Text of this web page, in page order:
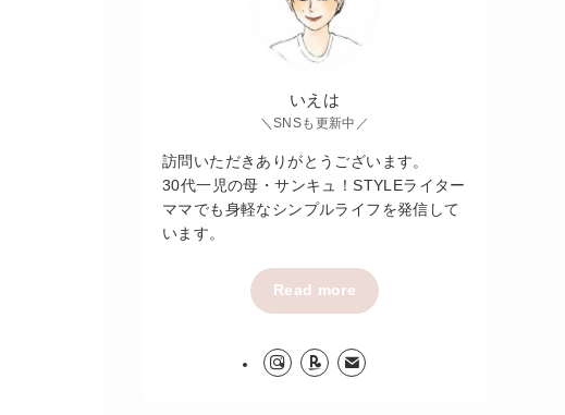
いえは
＼SNSも更新中／
訪問いただきありがとうございます。
30代一児の母・サンキュ！STYLEライター
ママでも身軽なシンプルライフを発信して
います。
Read more